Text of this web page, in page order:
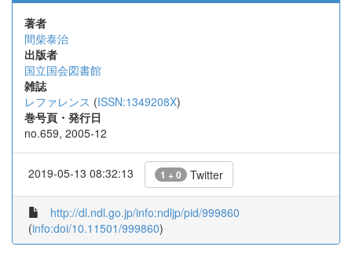
著者
間柴泰治
出版者
国立国会図書館
雑誌
レファレンス (ISSN:1349208X)
巻号頁・発行日
no.659, 2005-12
2019-05-13 08:32:13 1 + 0 Twitter
http://dl.ndl.go.jp/info:ndljp/pid/999860
(info:doi/10.11501/999860)